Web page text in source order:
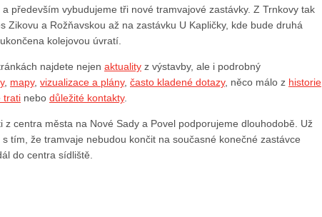
především vybudujeme tři nové tramvajové zastávky. Z Trnkovy tak
Zikovu a Rožňavskou až na zastávku U Kapličky, kde bude druhá
kolejovou úvratí.
najdete nejen aktuality z výstavby, ale i podrobný
, mapy, vizualizace a plány, často kladené dotazy, něco málo z historie
trati nebo důležité kontakty.
z centra města na Nové Sady a Povel podporujeme dlouhodobě. Už
tím, že tramvaje nebudou končit na současné konečné zastávce
do centra sídliště.